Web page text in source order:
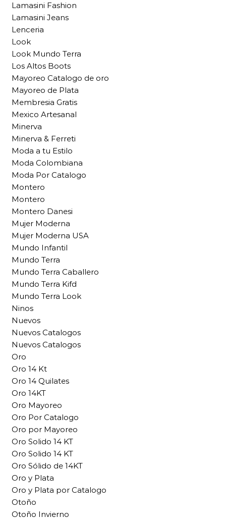
Lamasini Fashion
Lamasini Jeans
Lenceria
Look
Look Mundo Terra
Los Altos Boots
Mayoreo Catalogo de oro
Mayoreo de Plata
Membresia Gratis
Mexico Artesanal
Minerva
Minerva & Ferreti
Moda a tu Estilo
Moda Colombiana
Moda Por Catalogo
Montero
Montero
Montero Danesi
Mujer Moderna
Mujer Moderna USA
Mundo Infantil
Mundo Terra
Mundo Terra Caballero
Mundo Terra Kifd
Mundo Terra Look
Ninos
Nuevos
Nuevos Catalogos
Nuevos Catalogos
Oro
Oro 14 Kt
Oro 14 Quilates
Oro 14KT
Oro Mayoreo
Oro Por Catalogo
Oro por Mayoreo
Oro Solido 14 KT
Oro Solido 14 KT
Oro Sólido de 14KT
Oro y Plata
Oro y Plata por Catalogo
Otoño
Otoño Invierno